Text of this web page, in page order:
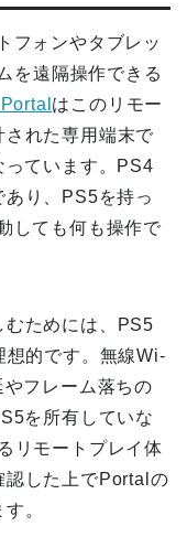
フォンやタブレッ
を遠隔操作できる
はこのリモー
された専用端末で
っています。PS4
り、PS5を持っ
しても何も操作で
むためには、PS5
想的です。無線Wi-
フレーム落ちの
を所有していな
リモートプレイ体
認した上でPortalの
。